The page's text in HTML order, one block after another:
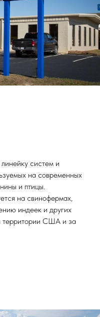
систем и
на современных
и птицы.
на свинофермах,
индеек и других
территории США и за